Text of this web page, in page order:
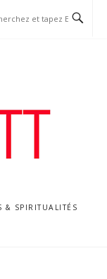
& SPIRITUALITÉS